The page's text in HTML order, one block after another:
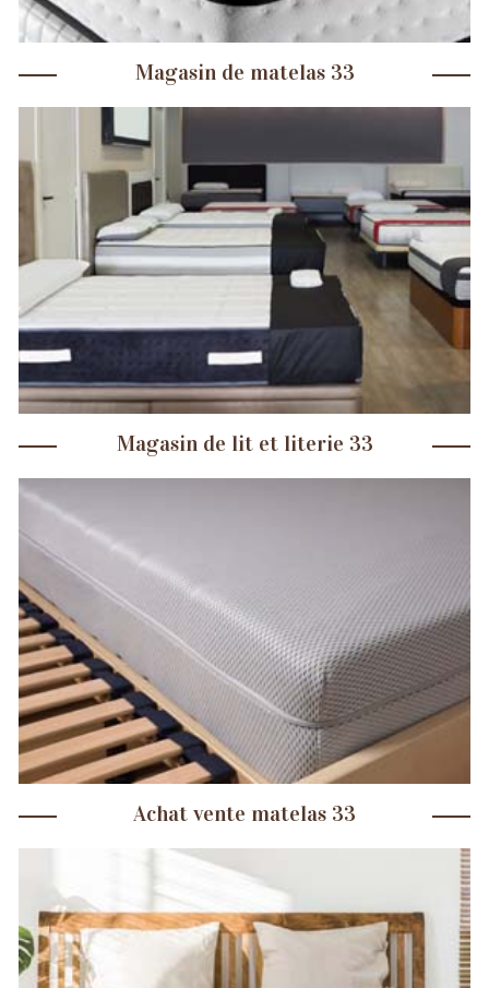
Magasin de matelas 33
Magasin de lit et literie 33
Achat vente matelas 33